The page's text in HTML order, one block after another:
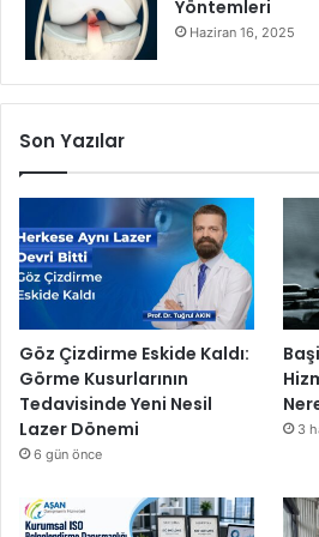
Yöntemleri
Haziran 16, 2025
Son Yazılar
Göz Çizdirme Eskide Kaldı:
Görme Kusurlarının
Tedavisinde Yeni Nesil
Lazer Dönemi
6 gün önce
3